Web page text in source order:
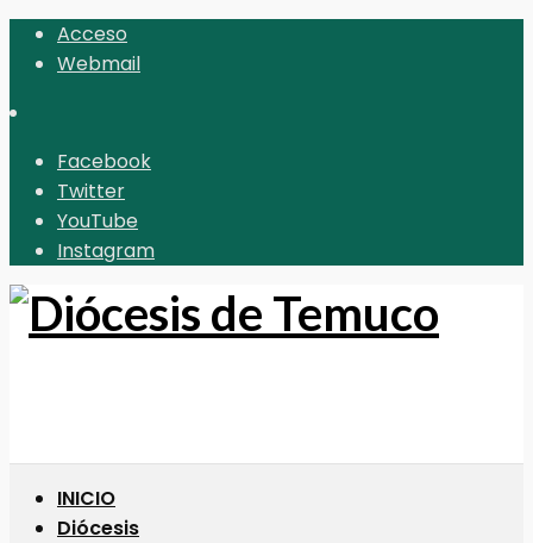
Acceso
Webmail
Facebook
Twitter
YouTube
Instagram
INICIO
Diócesis